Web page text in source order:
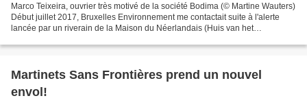
Marco Teixeira, ouvrier très motivé de la société Bodima (© Martine Wauters)
Début juillet 2017, Bruxelles Environnement me contactait suite à l'alerte
lancée par un riverain de la Maison du Néerlandais (Huis van het
Martinets Sans Frontières prend un nouvel
envol!